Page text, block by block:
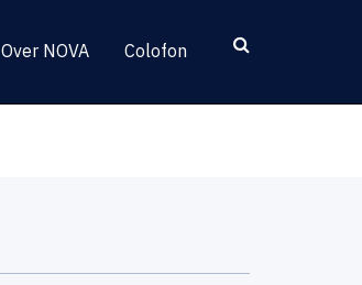
Over NOVA Colofon